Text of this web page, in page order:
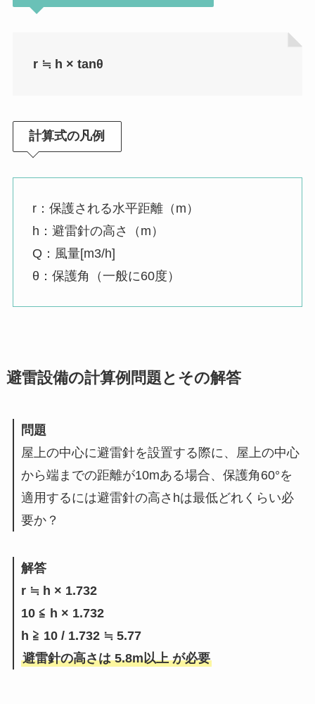
r ≒ h × tanθ
計算式の凡例
r：保護される水平距離（m）
h：避雷針の高さ（m）
Q：風量[m3/h]
θ：保護角（一般に60度）
避雷設備の計算例問題とその解答
問題
屋上の中心に避雷針を設置する際に、屋上の中心
から端までの距離が10mある場合、保護角60°を
適用するには避雷針の高さhは最低どれくらい必
要か？
解答
r ≒ h × 1.732
10 ≦ h × 1.732
h ≧ 10 / 1.732 ≒ 5.77
避雷針の高さは 5.8m以上 が必要